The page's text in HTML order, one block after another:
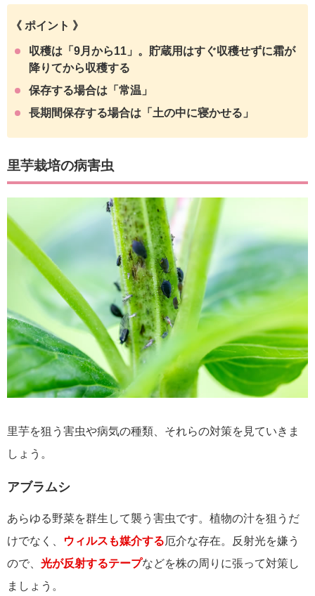
《 ポイント 》
収穫は「9月から11」。貯蔵用はすぐ収穫せずに霜が
降りてから収穫する
保存する場合は「常温」
長期間保存する場合は「土の中に寝かせる」
里芋栽培の病害虫
里芋を狙う害虫や病気の種類、それらの対策を見ていきま
しょう。
アブラムシ
あらゆる野菜を群生して襲う害虫です。植物の汁を狙うだ
けでなく、
ウィルスも媒介する厄介な存在。反射光を嫌う
ので、 光が反射するテープなどを株の周りに張って対策し
ましょう。